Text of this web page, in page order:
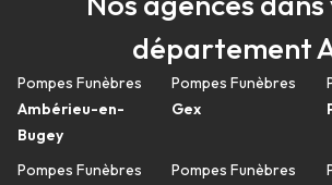
département
Pompes Funèbres
Ambérieu-en-
Bugey
Pompes Funèbres
Pompes Funèbres
Gex
Pompes Funèbres